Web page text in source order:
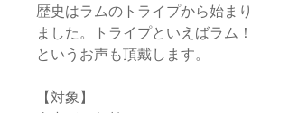
歴史はラムのトライプから始まり
ました。トライプといえばラム！
というお声も頂戴します。
【対象】